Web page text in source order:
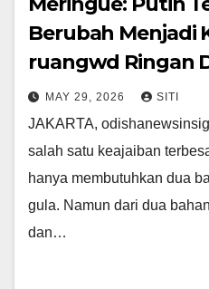
Berubah Menjadi
ruangwd Ringan
MAY 29, 2026 SITI
JAKARTA,
salah satu keajaiban
hanya membutuhkan dua
gula. Namun dari dua
dan…